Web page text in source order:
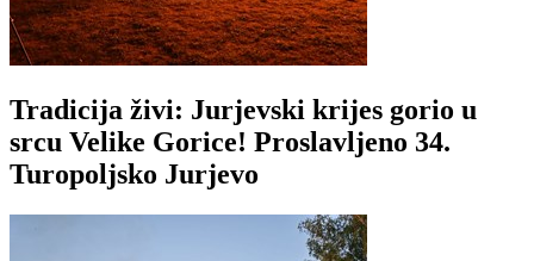
Tradicija živi: Jurjevski krijes gorio u
srcu Velike Gorice! Proslavljeno 34.
Turopoljsko Jurjevo